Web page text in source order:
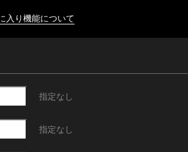
入り機能について
指定なし
指定なし